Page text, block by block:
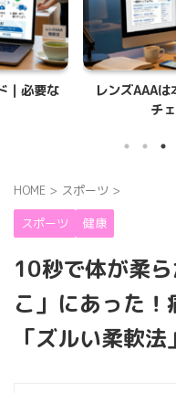
｜必要な
レンズAAA
チ
HOME > スポーツ >
スポーツ
健康
10秒で体が柔
こ」にあった
「ズルい柔軟法」